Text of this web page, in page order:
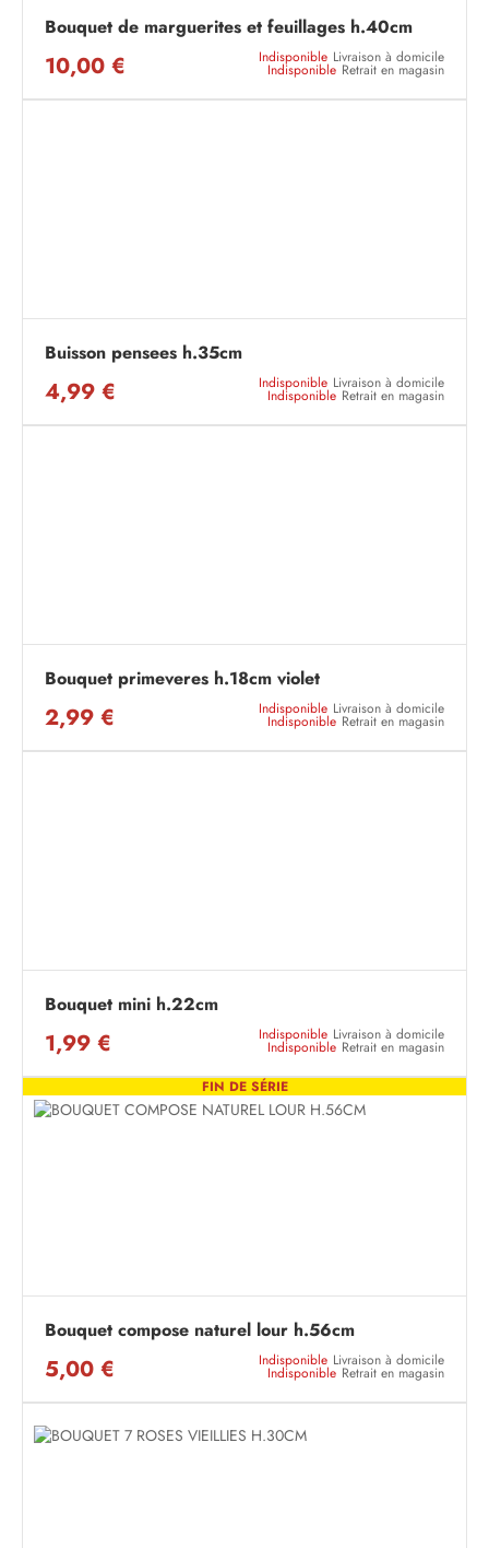
Bouquet de marguerites et feuillages h.40cm
10,00 € Indisponible Livraison à domicile
Indisponible Retrait en magasin
Buisson pensees h.35cm
4,99 € Indisponible Livraison à domicile
Indisponible Retrait en magasin
Bouquet primeveres h.18cm violet
2,99 € Indisponible Livraison à domicile
Indisponible Retrait en magasin
Bouquet mini h.22cm
1,99 € Indisponible Livraison à domicile
Indisponible Retrait en magasin
FIN DE SÉRIE
Bouquet compose naturel lour h.56cm
5,00 € Indisponible Livraison à domicile
Indisponible Retrait en magasin